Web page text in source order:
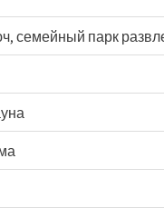
семейный парк